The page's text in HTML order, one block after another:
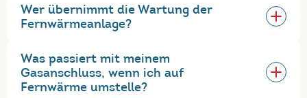
Wer übernimmt die Wartung der
Fernwärmeanlage?
Was passiert mit meinem
Gasanschluss, wenn ich auf
Fernwärme umstelle?